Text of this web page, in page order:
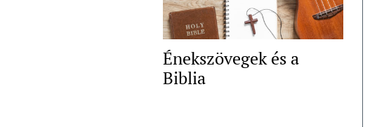
Énekszövegek és a
Biblia